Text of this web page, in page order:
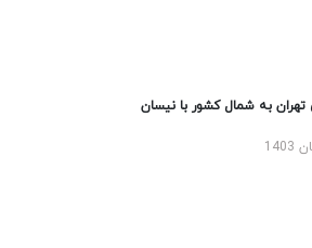
تهران به شمال کشور با نیسان